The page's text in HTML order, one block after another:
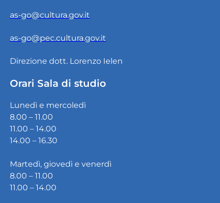
as-go@cultura.gov.it
as-go@pec.cultura.gov.it
Direzione dott. Lorenzo Ielen
Orari Sala di studio
Lunedì e mercoledì
8.00 – 11.00
11.00 – 14.00
14.00 – 16.30
Martedì, giovedì e venerdì
8.00 – 11.00
11.00 – 14.00